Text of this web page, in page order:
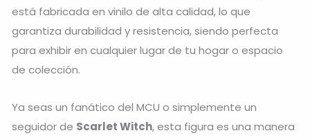
está fabricada en vinilo de alta calidad, lo que
garantiza durabilidad y resistencia, siendo perfecta
para exhibir en cualquier lugar de tu hogar o espacio
de colección.
Ya seas un fanático del MCU o simplemente un
seguidor de Scarlet Witch, esta figura es una manera